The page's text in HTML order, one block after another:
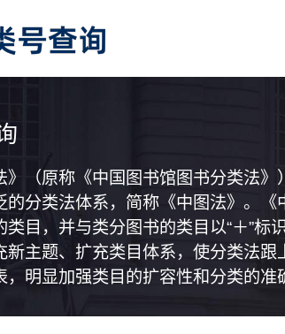
》（原称《中国图书馆图书分类法
的分类法体系，简称《中图法》。
类目，并与类分图书的类目以“＋”
新主题、扩充类目体系，使分类法
，明显加强类目的扩容性和分类的准